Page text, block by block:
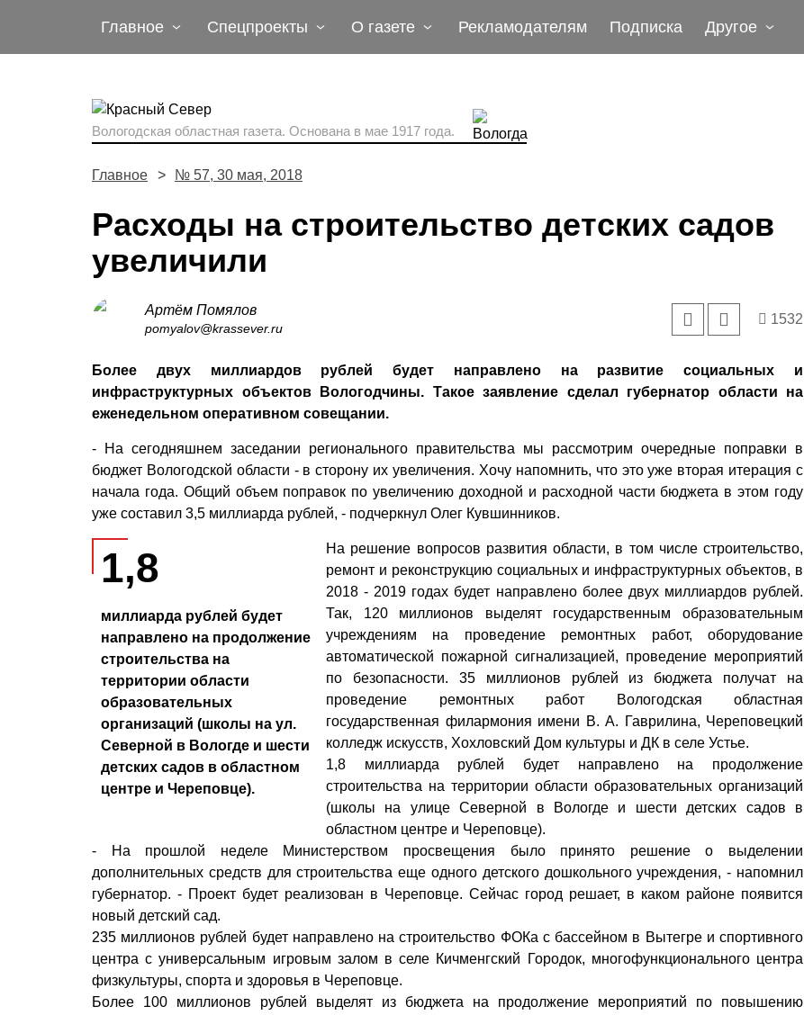
Главное Спецпроекты О газете Рекламодателям Подписка Другое
Вологодская областная газета. Основана в мае 1917 года.
Главное № 57, 30 мая, 2018
Расходы на строительство детских садов
увеличили
Артём Помялов
pomyalov@krassever.ru
1532
Более двух миллиардов рублей будет направлено на развитие социальных и
инфраструктурных объектов Вологодчины. Такое заявление сделал губернатор области на
еженедельном оперативном совещании.
- На сегодняшнем заседании регионального правительства мы рассмотрим очередные поправки в
бюджет Вологодской области - в сторону их увеличения. Хочу напомнить, что это уже вторая итерация с
начала года. Общий объем поправок по увеличению доходной и расходной части бюджета в этом году
уже составил 3,5 миллиарда рублей, - подчеркнул Олег Кувшинников.
1,8
миллиарда рублей будет
направлено на продолжение
строительства на
территории области
образовательных
организаций (школы на ул.
Северной в Вологде и шести
детских садов в областном
центре и Череповце).
На решение вопросов развития области, в том числе строительство,
ремонт и реконструкцию социальных и инфраструктурных объектов, в
2018 - 2019 годах будет направлено более двух миллиардов рублей.
Так, 120 миллионов выделят государственным образовательным
учреждениям на проведение ремонтных работ, оборудование
автоматической пожарной сигнализацией, проведение мероприятий
по безопасности. 35 миллионов рублей из бюджета получат на
проведение ремонтных работ Вологодская областная
государственная филармония имени В. А. Гаврилина, Череповецкий
колледж искусств, Хохловский Дом культуры и ДК в селе Устье.
1,8 миллиарда рублей будет направлено на продолжение
строительства на территории области образовательных организаций
(школы на улице Северной в Вологде и шести детских садов в
областном центре и Череповце).
- На прошлой неделе Министерством просвещения было принято решение о выделении
дополнительных средств для строительства еще одного детского дошкольного учреждения, - напомнил
губернатор. - Проект будет реализован в Череповце. Сейчас город решает, в каком районе появится
новый детский сад.
235 миллионов рублей будет направлено на строительство ФОКа с бассейном в Вытегре и спортивного
центра с универсальным игровым залом в селе Кичменгский Городок, многофункционального центра
физкультуры, спорта и здоровья в Череповце.
Более 100 миллионов рублей выделят из бюджета на продолжение мероприятий по повышению